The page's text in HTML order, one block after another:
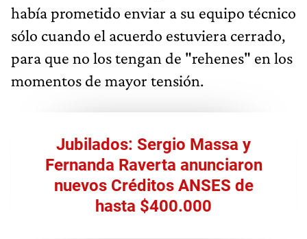
había prometido enviar a su equipo técnico
sólo cuando el acuerdo estuviera cerrado,
para que no los tengan de "rehenes" en los
momentos de mayor tensión.
Jubilados: Sergio Massa y
Fernanda Raverta anunciaron
nuevos Créditos ANSES de
hasta $400.000